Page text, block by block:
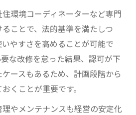
環境コーディネーターなど専門
ことで、法的基準を満たしつ
やすさを高めることが可能で
な改修を怠った結果、認可が下
ースもあるため、計画段階から
くことが重要です。
やメンテナンスも経営の安定化